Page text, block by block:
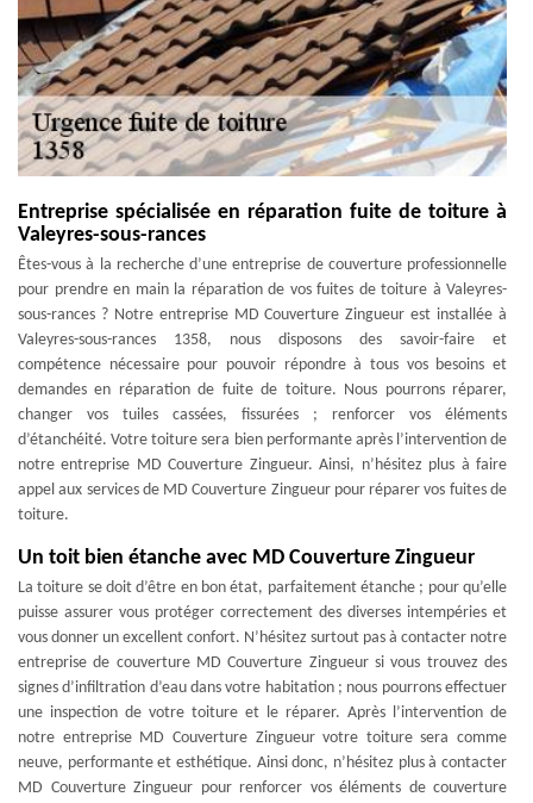
Entreprise spécialisée en réparation fuite de toiture à
Valeyres-sous-rances
Êtes-vous à la recherche d’une entreprise de couverture professionnelle
pour prendre en main la réparation de vos fuites de toiture à Valeyres-
sous-rances ? Notre entreprise MD Couverture Zingueur est installée à
Valeyres-sous-rances 1358, nous disposons des savoir-faire et
compétence nécessaire pour pouvoir répondre à tous vos besoins et
demandes en réparation de fuite de toiture. Nous pourrons réparer,
changer vos tuiles cassées, fissurées ; renforcer vos éléments
d’étanchéité. Votre toiture sera bien performante après l’intervention de
notre entreprise MD Couverture Zingueur. Ainsi, n’hésitez plus à faire
appel aux services de MD Couverture Zingueur pour réparer vos fuites de
toiture.
Un toit bien étanche avec MD Couverture Zingueur
La toiture se doit d’être en bon état, parfaitement étanche ; pour qu’elle
puisse assurer vous protéger correctement des diverses intempéries et
vous donner un excellent confort. N’hésitez surtout pas à contacter notre
entreprise de couverture MD Couverture Zingueur si vous trouvez des
signes d’infiltration d’eau dans votre habitation ; nous pourrons effectuer
une inspection de votre toiture et le réparer. Après l’intervention de
notre entreprise MD Couverture Zingueur votre toiture sera comme
neuve, performante et esthétique. Ainsi donc, n’hésitez plus à contacter
MD Couverture Zingueur pour renforcer vos éléments de couverture